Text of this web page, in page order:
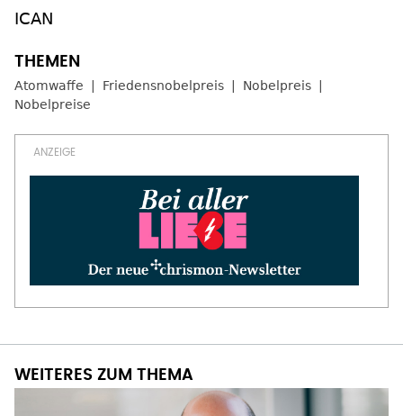
ICAN
Atomwaffe Friedensnobelpreis
Nobelpreis
Nobelpreise
WEITERES ZUM THEMA